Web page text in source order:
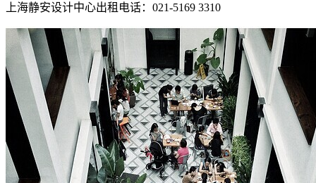
上海静安设计中心出租电话：021-5169 3310